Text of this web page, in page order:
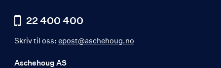
22 400 400
Skriv til oss: epost@aschehoug.no
Aschehoug AS